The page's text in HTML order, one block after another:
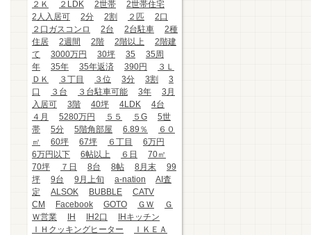
２Ｋ
２LDK 2世帯
2世帯住宅
2人入居可
2分 2割 ２匹
2口
２口ガスコンロ
2台 2台駐車
2種
住居
2週間 2階 2階以上
2階建
て
3000万円 30坪 35
35周
年
35年 35年返済 390円
３Ｌ
ＤＫ
３丁目 ３位 3分 3割
3
口
３台 ３台駐車可能 3年
3月
入居可
3階 40坪 4LDK
4台
４月
5280万円 ５５ ５G
5世
帯
5分 5階角部屋 6.89％
６０
㎡
60坪 67坪 ６丁目
6万円
6万円以下
6帖以上 ６日
70㎡
70坪
７日 8台 8帖 8月末
99
坪
9台 9月上旬 a-nation
AI査
定
ALSOK BUBBLE
CATV
CM
Facebook GOTO ＧＷ
Ｇ
Ｗ営業
IH IH2口
IHキッチン
ＩＨクッキングヒーター
ＩＫＥＡ